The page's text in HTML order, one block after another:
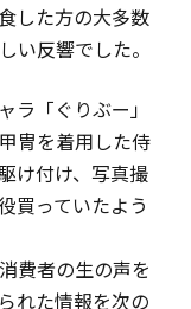
した方の大多数
い反響でした。
ラ「ぐりぶー」
冑を着用した侍
け付け、写真撮
買っていたよう
費者の生の声を
れた情報を次の